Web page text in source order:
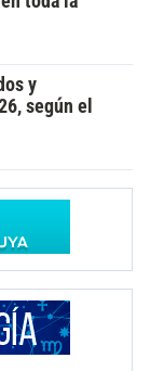
y
según el